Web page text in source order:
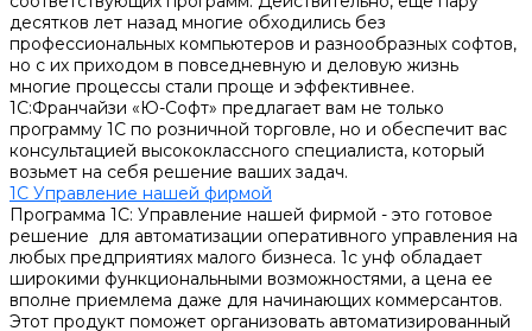
десятков лет назад многие обходились без
профессиональных компьютеров и разнообразных софтов,
но с их приходом в повседневную и деловую жизнь
многие процессы стали проще и эффективнее.
1С:Франчайзи «Ю-Софт» предлагает вам не только
программу 1С по розничной торговле, но и обеспечит вас
консультацией высококлассного специалиста, который
возьмет на себя решение ваших задач.
1С Управление нашей фирмой
Программа 1С: Управление нашей фирмой - это готовое
решение для автоматизации оперативного управления на
любых предприятиях малого бизнеса. 1с унф обладает
широкими функциональными возможностями, а цена ее
вполне приемлема даже для начинающих коммерсантов.
Этот продукт поможет организовать автоматизированный